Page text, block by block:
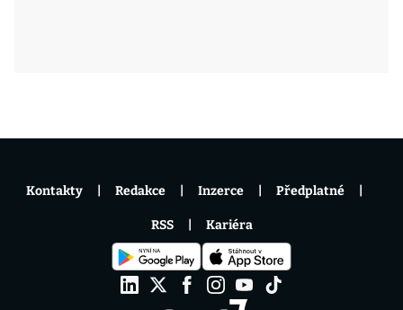
Kontakty Redakce Inzerce Předplatné
RSS Kariéra